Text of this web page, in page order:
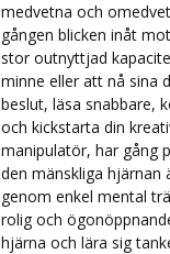
medvetna och
gången blicken inåt
stor outnyttjad
minne eller att nå sina
beslut, läsa snabbare,
och kickstarta din
manipulatör, har gång
den mänskliga hjärnan
genom enkel mental
rolig och
hjärna och lära sig